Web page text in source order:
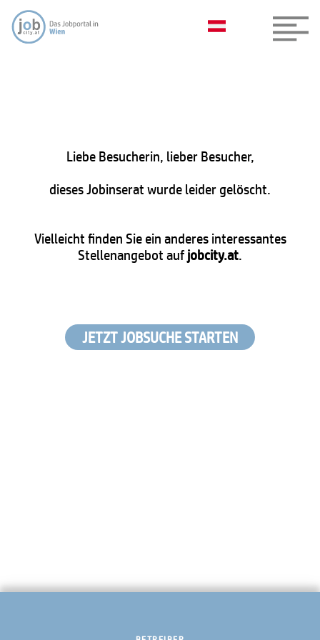
Liebe Besucherin, lieber Besucher,
dieses Jobinserat wurde leider gelöscht.
Vielleicht finden Sie ein anderes interessantes
Stellenangebot aufjobcity.at.
JETZT JOBSUCHE STARTEN